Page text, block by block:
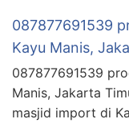
087877691539
Kayu Manis,
087877691539
Manis, Jakarta
masjid import di